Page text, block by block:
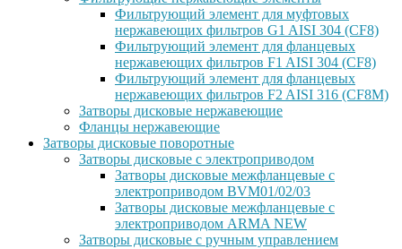
Фильтрующий элемент для муфтовых
нержавеющих фильтров G1 AISI 304 (CF8)
Фильтрующий элемент для фланцевых
нержавеющих фильтров F1 AISI 304 (CF8)
Фильтрующий элемент для фланцевых
нержавеющих фильтров F2 AISI 316 (CF8M)
Затворы дисковые нержавеющие
Фланцы нержавеющие
Затворы дисковые поворотные
Затворы дисковые с электроприводом
Затворы дисковые межфланцевые с
электроприводом BVM01/02/03
Затворы дисковые межфланцевые с
электроприводом ARMA NEW
Затворы дисковые с ручным управлением